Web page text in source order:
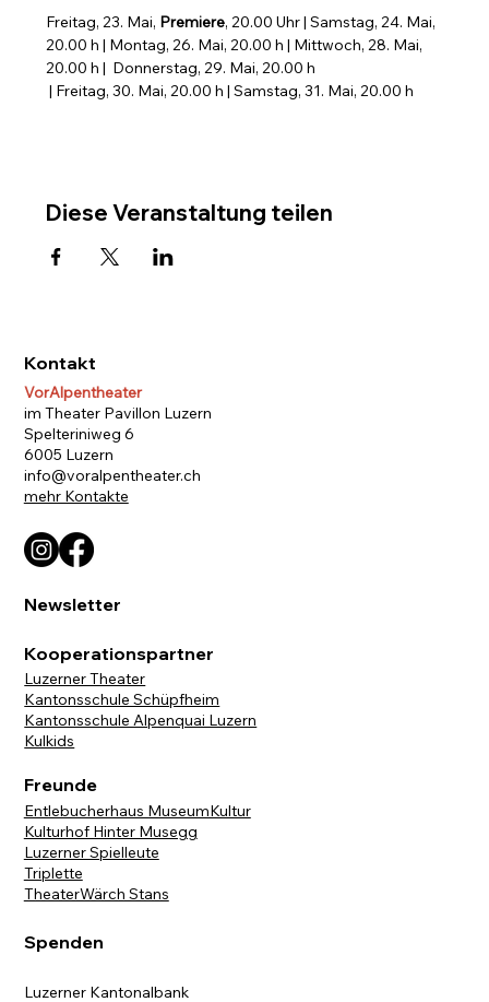
Freitag, 23. Mai, Premiere, 20.00 Uhr | Samstag, 24. Mai,
20.00 h | Montag, 26. Mai, 20.00 h | Mittwoch, 28. Mai,
20.00 h |  Donnerstag, 29. Mai, 20.00 h
| Freitag, 30. Mai, 20.00 h | Samstag, 31. Mai, 20.00 h
Diese Veranstaltung teilen
Kontakt
VorAlpentheater
im Theater Pavillon Luzern
Spelteriniweg 6
6005 Luzern
info@voralpentheater.ch
mehr Kontakte
Newsletter
Kooperationspartner
Luzerner Theater
Kantonsschule Schüpfheim
Kantonsschule Alpenquai Luzern
Kulkids
Freunde
Entlebucherhaus MuseumKultur
Kulturhof Hinter Musegg
Luzerner Spielleute
Triplette
TheaterWärch Stans
Spenden
Luzerner Kantonalbank